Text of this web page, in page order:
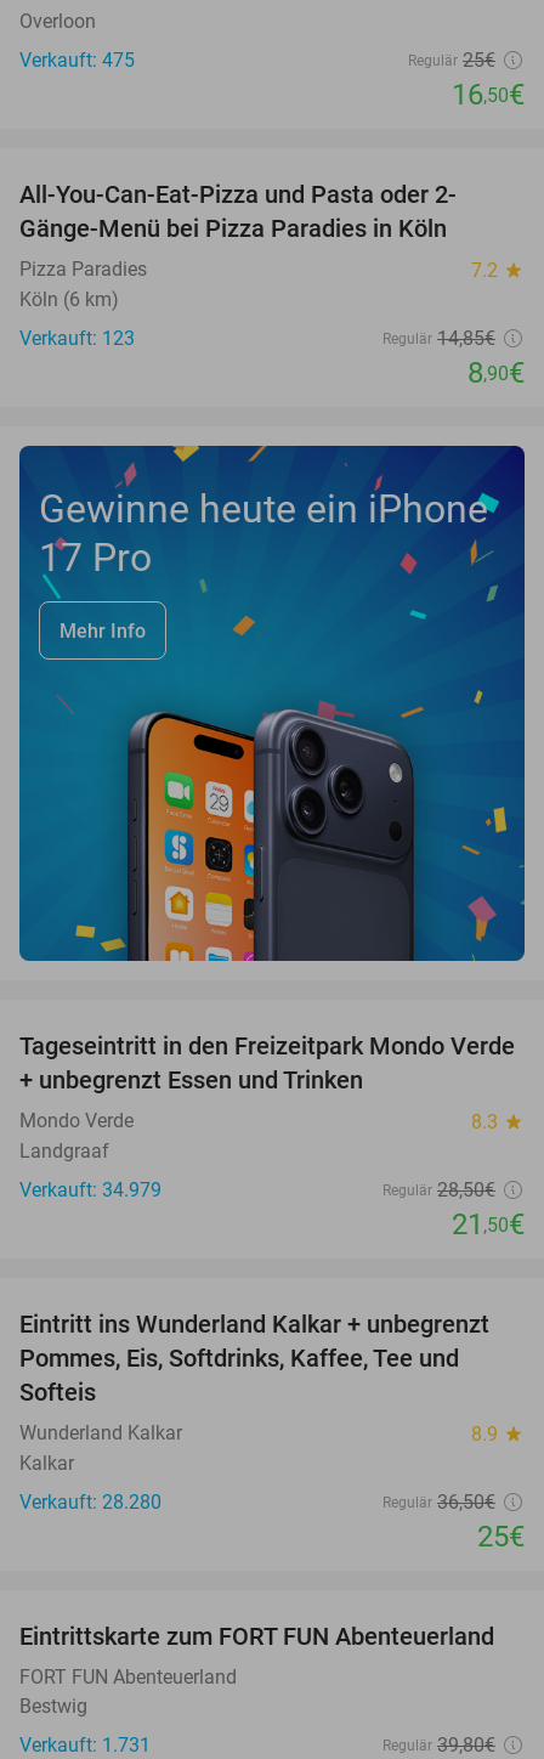
Overloon
Verkauft: 475
Regulär 25€
16,50€
All-You-Can-Eat-Pizza und Pasta oder 2-
Gänge-Menü bei Pizza Paradies in Köln
Pizza Paradies 7.2 star
Köln (6 km)
Verkauft: 123
Regulär 14,85€
8,90€
Gewinne heute ein iPhone
17 Pro
Mehr Info
25%
Tageseintritt in den Freizeitpark Mondo Verde
+ unbegrenzt Essen und Trinken
Mondo Verde 8.3 star
Landgraaf
Verkauft: 34.979
Regulär 28,50€
21 ,50€
32%
Eintritt ins Wunderland Kalkar + unbegrenzt
Pommes, Eis, Softdrinks, Kaffee, Tee und
Softeis
Wunderland Kalkar 8.9 star
Kalkar
Verkauft: 28.280
Regulär 36,50€
25€
32%
Eintrittskarte zum FORT FUN Abenteuerland
FORT FUN Abenteuerland
Bestwig
Verkauft: 1.731
Regulär 39,80€